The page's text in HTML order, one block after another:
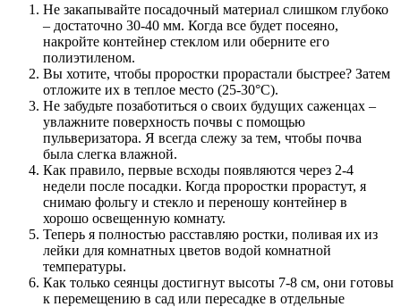
Не закапывайте посадочный материал слишком глубоко
– достаточно 30-40 мм. Когда все будет посеяно,
накройте контейнер стеклом или оберните его
полиэтиленом.
Вы хотите, чтобы проростки прорастали быстрее? Затем
отложите их в теплое место (25-30°C).
Не забудьте позаботиться о своих будущих саженцах –
увлажните поверхность почвы с помощью
пульверизатора. Я всегда слежу за тем, чтобы почва
была слегка влажной.
Как правило, первые всходы появляются через 2-4
недели после посадки. Когда проростки прорастут, я
снимаю фольгу и стекло и переношу контейнер в
хорошо освещенную комнату.
Теперь я полностью расставляю ростки, поливая их из
лейки для комнатных цветов водой комнатной
температуры.
Как только сеянцы достигнут высоты 7-8 см, они готовы
к перемещению в сад или пересадке в отдельные